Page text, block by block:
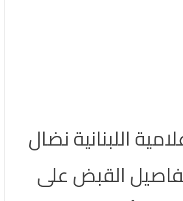
اللبنانية نضال
القبض على